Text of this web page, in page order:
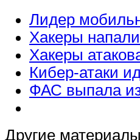
Лидер
Хакеры
Хакеры
Кибер-атаки
ФАС выпала
Другие